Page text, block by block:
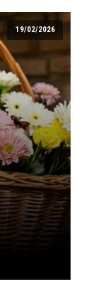
19/02/2026